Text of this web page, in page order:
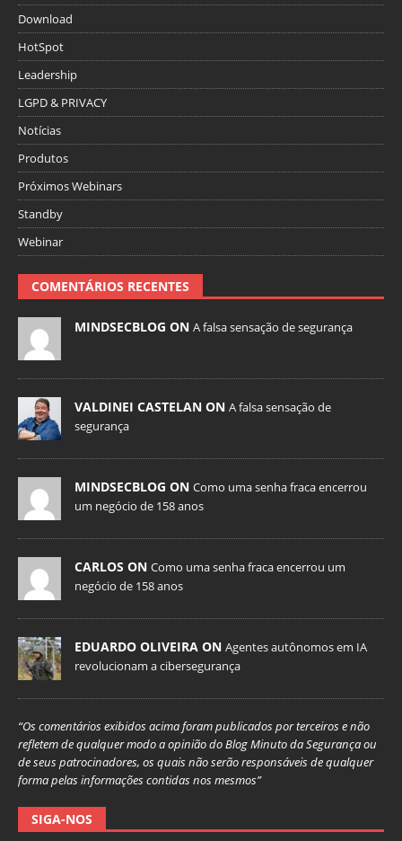
Download
HotSpot
Leadership
LGPD & PRIVACY
Notícias
Produtos
Próximos Webinars
Standby
Webinar
COMENTÁRIOS RECENTES
MINDSECBLOG ON A falsa sensação de segurança
VALDINEI CASTELAN ON A falsa sensação de
segurança
MINDSECBLOG ON Como uma senha fraca encerrou
um negócio de 158 anos
CARLOS ON Como uma senha fraca encerrou um
negócio de 158 anos
EDUARDO OLIVEIRA ON Agentes autônomos em IA
revolucionam a cibersegurança
“Os comentários exibidos acima foram publicados por terceiros e não
refletem de qualquer modo a opinião do Blog Minuto da Segurança ou
de seus patrocinadores, os quais não serão responsáveis de qualquer
forma pelas informações contidas nos mesmos”
SIGA-NOS